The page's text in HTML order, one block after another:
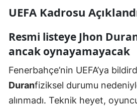
UEFA Kadrosu
Resmi listeye Jhon
ancak oynayamayacak
Fenerbahçe’nin UEFA’ya
Duranfiziksel durumu
alınmadı. Teknik heyet,